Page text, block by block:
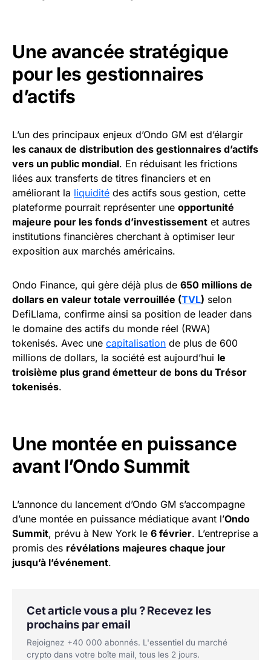
Une avancée stratégique
pour les gestionnaires
d’actifs
L’un des principaux enjeux d’Ondo GM est d’élargir
les canaux de distribution des gestionnaires d’actifs
vers un public mondial. En réduisant les frictions
liées aux transferts de titres financiers et en
améliorant la liquidité des actifs sous gestion, cette
plateforme pourrait représenter une opportunité
majeure pour les fonds d’investissement et autres
institutions financières cherchant à optimiser leur
exposition aux marchés américains.
Ondo Finance, qui gère déjà plus de 650 millions de
dollars en valeur totale verrouillée (TVL) selon
DefiLlama, confirme ainsi sa position de leader dans
le domaine des actifs du monde réel (RWA)
tokenisés. Avec une capitalisation de plus de 600
millions de dollars, la société est aujourd’hui le
troisième plus grand émetteur de bons du Trésor
tokenisés.
Une montée en puissance
avant l’Ondo Summit
L’annonce du lancement d’Ondo GM s’accompagne
d’une montée en puissance médiatique avant l’Ondo
Summit, prévu à New York le 6 février. L’entreprise a
promis des révélations majeures chaque jour
jusqu’à l’événement.
Cet article vous a plu ? Recevez les
prochains par email
Rejoignez +40 000 abonnés. L'essentiel du marché
crypto dans votre boîte mail, tous les 2 jours.